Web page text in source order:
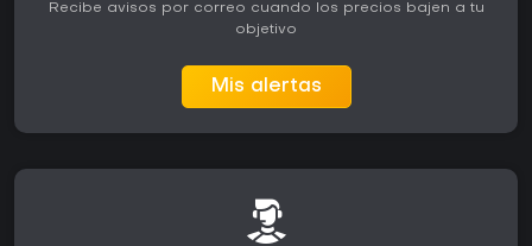
Recibe avisos por correo cuando los precios bajen a tu
objetivo
Mis alertas